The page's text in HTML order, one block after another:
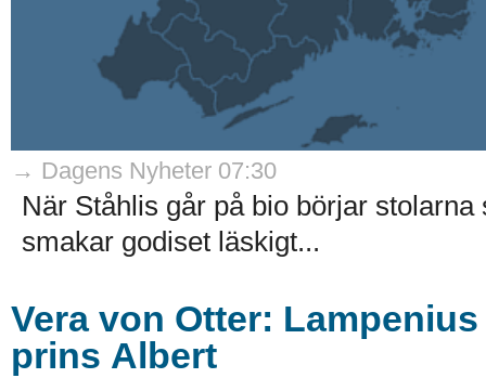
→ Dagens Nyheter 07:30
När Ståhlis går på bio börjar
smakar godiset läskigt...
Vera von Otter:
prins Albert